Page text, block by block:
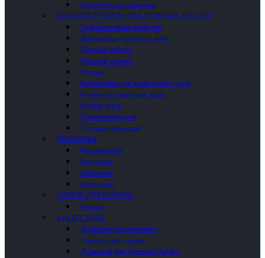
Смесители для раковины
КОМПЛЕКТУЮЩИЕ ДЛЯ ДУШЕВЫХ СИСТЕМ
Гидромассажные форсунки
Держатели для ручного душа
Душевые наборы
Душевые шланги
Изливы
Кронштейны для тропического душа
Ручные гигиенические души
Ручные души
Тропические души
Угловые соединения
РАКОВИНЫ
Встраиваемые
Накладные
Напольные
Подвесные
МЕБЕЛЬ ДЛЯ ВАННОЙ
Зеркала
АКСЕССУАРЫ
Держатели для полотенец
Гарнитур для туалета
Держатели для туалетной бумаги